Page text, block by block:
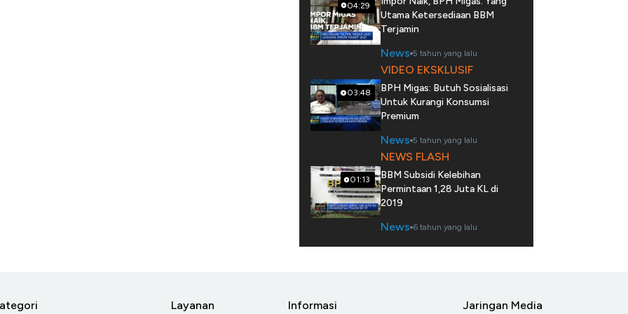
04:29
Utama Ketersediaan BBM
Terjamin
News 5 tahun yang lalu
03:48
VIDEO EKSKLUSIF
BPH Migas: Butuh Sosialisasi
Untuk Kurangi Konsumsi
Premium
News 5 tahun yang lalu
01:13
NEWS FLASH
BBM Subsidi Kelebihan
Permintaan 1,28 Juta KL di
2019
News 6 tahun yang lalu
Layanan Informasi Jaringan Media